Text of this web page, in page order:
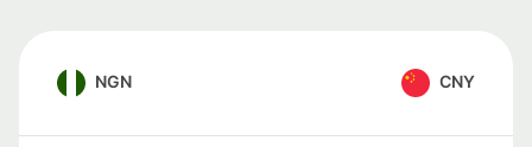
NGN CNY